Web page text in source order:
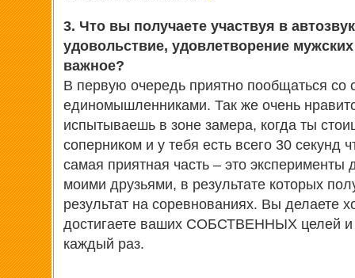
3. Что вы получаете участвуя в
удовольствие, удовлетворение
важное?
В первую очередь приятно пообщаться со
единомышленниками. Так же очень
испытываешь в зоне замера, когда ты
соперником и у тебя есть всего 30 секунд
самая приятная часть – это эксперименты
моими друзьями, в результате которых
результат на соревнованиях. Вы
достигаете ваших СОБСТВЕННЫХ целей и
каждый раз.